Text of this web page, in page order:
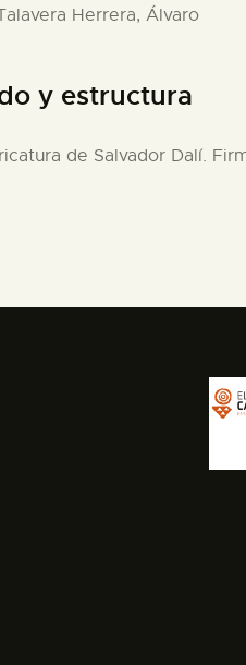
Herrera, Álvaro
y estructura
de Salvador Dalí.